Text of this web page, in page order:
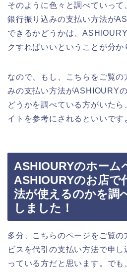
そのように色々と調べていって
銀行振り込みの支払い方法が
できるかどうかは、
クすればいいということが分か
なので、もし、こちらをご覧の
みの支払い方法がASHIOURY
どうかを調べている方がいた
イトを参考にされるといいです
ASHIOURYのホーム
ASHIOURYのお店で
法が使えるのかを調
しました！
多分、こちらのページをご覧
ビスを代引の支払い方法で申
っている方だと思います。でも